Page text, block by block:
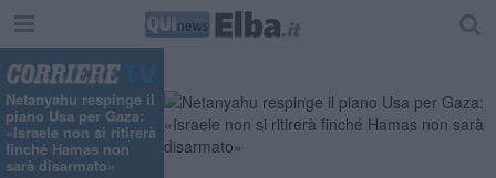
Netanyahu respinge il
piano Usa per Gaza:
«Israele non si ritirerà
finché Hamas non
sarà disarmato»